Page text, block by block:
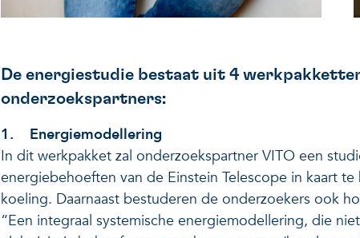
De energiestudie bestaat uit 4
onderzoekspartners:
1. Energiemodellering
In dit werkpakket zal onderzoekspartner VITO een
energiebehoeften van de Einstein Telescope in kaart
koeling. Daarnaast bestuderen de onderzoekers ook
“Een integraal systemische energiemodellering, die